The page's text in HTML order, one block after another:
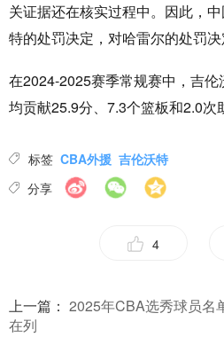
关证据还在核实过程中。因此，
特的处罚决定，对哈雷尔的处罚决
在2024-2025赛季常规赛中，吉
均贡献25.9分、7.3个篮板和2.0次
标签 CBA外援 吉伦沃特
分享
4
上一篇： 2025年CBA选秀球员名
在列